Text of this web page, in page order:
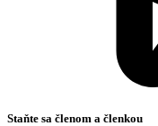
Staňte sa členom a členkou